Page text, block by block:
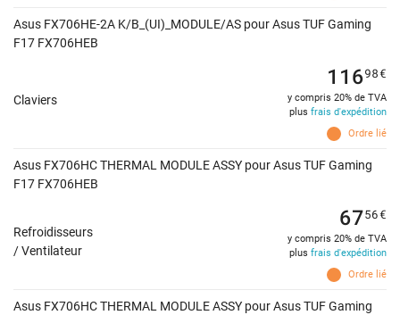
Asus FX706HE-2A K/B_(UI)_MODULE/AS pour Asus TUF Gaming
F17 FX706HEB
Claviers
Ordre lié
11698€
y compris 20% de TVA
plus frais d'expédition
Asus FX706HC THERMAL MODULE ASSY pour Asus TUF Gaming
F17 FX706HEB
Refroidisseurs
/ Ventilateur
Ordre lié
6756€
y compris 20% de TVA
plus frais d'expédition
Asus FX706HC THERMAL MODULE ASSY pour Asus TUF Gaming